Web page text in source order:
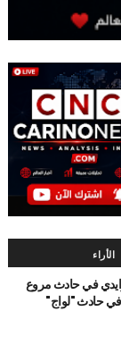
الأراء
في حادث مروع
في حادث "لواج"